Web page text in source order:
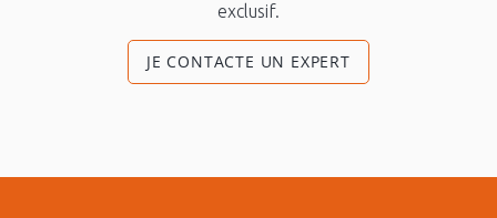
exclusif.
JE CONTACTE UN EXPERT